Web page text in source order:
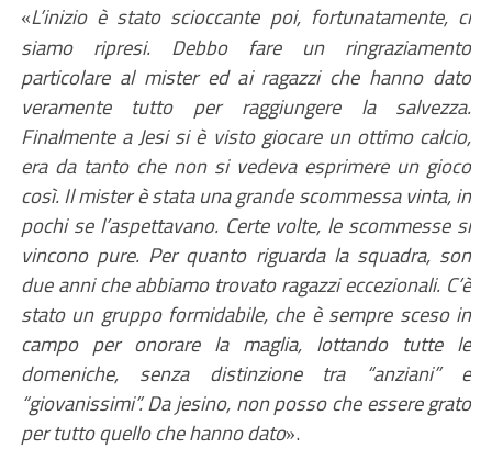
«L’inizio è stato scioccante poi, fortunatamente, ci
siamo ripresi. Debbo fare un ringraziamento
particolare al mister edairagazzi che hanno dato
veramente tutto per raggiungere la salvezza.
Finalmente a Jesi si è visto giocare un ottimo calcio,
erada tanto che non si vedeva esprimere un gioco
così. Il mister è stata una grande scommessa vinta, in
pochi se l’aspettavano. Certe volte, le scommesse si
vincono pure. Per quanto riguarda la squadra, son
due anni che abbiamo trovato ragazzi eccezionali. C’è
stato un gruppo formidabile, che è sempre sceso in
campo per onorare la maglia, lottando tutte le
domeniche, senza distinzione tra “anziani” e
“giovanissimi”. Da jesino, non posso che essere grato
per tutto quello che hanno dato».